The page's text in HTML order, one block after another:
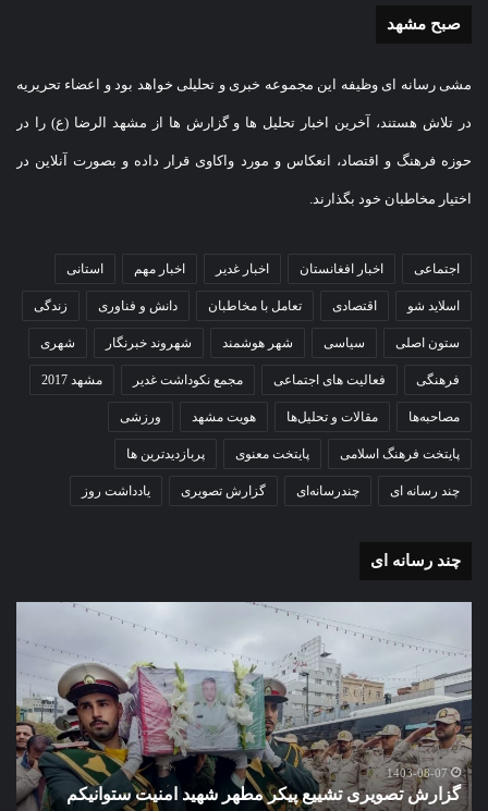
صبح مشهد
مشی رسانه ای وظیفه این مجموعه خبری و تحلیلی خواهد بود و اعضاء تحریریه
در تلاش هستند، آخرین اخبار تحلیل ها و گزارش ها از مشهد الرضا (ع) را در
حوزه فرهنگ و اقتصاد، انعکاس و مورد واکاوی قرار داده و بصورت آنلاین در
اختیار مخاطبان خود بگذارند.
اجتماعی اخبار افغانستان اخبار غدیر اخبار مهم استانی
اسلاید شو اقتصادی تعامل با مخاطبان دانش و فناوری زندگی
ستون اصلی سیاسی شهر هوشمند شهروند خبرنگار شهری
فرهنگی فعالیت های اجتماعی مجمع نکوداشت غدیر مشهد 2017
مصاحبه‌ها مقالات و تحلیل‌ها هویت مشهد ورزشی
پایتخت فرهنگ اسلامی پایتخت معنوی پربازدیدترین ها
چند رسانه ای چندرسانه‌ای گزارش تصویری یادداشت روز
چند رسانه ای
تصویری تشییع پیکر مطهر شهید امنیت ستوانیکم
گزارش
آغاز
سال
تحصیلی
دبیرستان
نمونه
دولتی
دخترانه
1403-07-02
گزارش
دخترانه